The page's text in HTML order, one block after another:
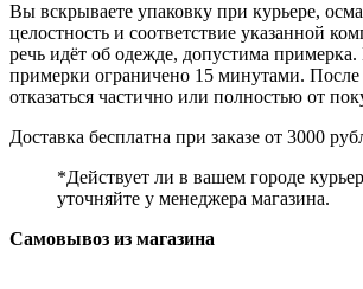
Вы вскрываете упаковку при курьере,
целостность и соответствие указанной
речь идёт об одежде, допустима
примерки ограничено 15 минутами.
отказаться частично или полностью от
Доставка бесплатна при заказе от 3000
*Действует ли в вашем городе
уточняйте у менеджера магазина.
Самовывоз из магазина